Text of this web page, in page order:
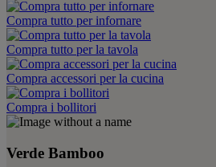
Compra tutto per infornare
Compra tutto per la tavola
Compra accessori per la cucina
Compra i bollitori
Verde Bamboo